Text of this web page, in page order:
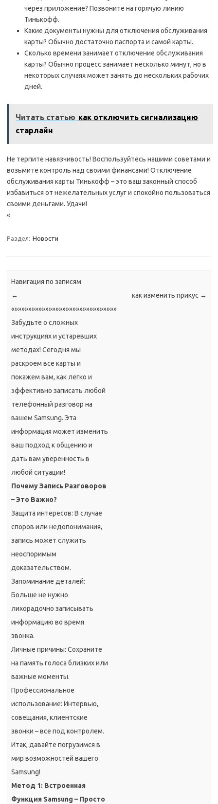
через приложение? Позвоните на горячую линию
Тинькофф.
Какие документы нужны для отключения обслуживания
карты? Обычно достаточно паспорта и самой карты.
Сколько времени занимает отключение обслуживания
карты? Обычно процесс занимает несколько минут, но в
некоторых случаях может занять до нескольких рабочих
дней.
Читать статью как отключить сигнализацию
старлайн
Не терпите навязчивость! Воспользуйтесь нашими советами и
возьмите контроль над своими финансами! Отключение
обслуживания карты Тинькофф – это ваш законный способ
избавиться от нежелательных услуг и спокойно пользоваться
своими деньгами. Удачи!
«
Раздел: Новости
Навигация по записям
←
«»»»»»»»»»»»»»»»»»»»»»»»»»»»»»»
Забудьте о сложных
инструкциях и устаревших
методах! Сегодня мы
раскроем все карты и
покажем вам, как легко и
эффективно записать любой
телефонный разговор на
вашем Samsung. Эта
информация может изменить
ваш подход к общению и
дать вам уверенность в
любой ситуации!
Почему Запись Разговоров
– Это Важно?
Защита интересов: В случае
споров или недопонимания,
запись может служить
неоспоримым
доказательством.
Запоминание деталей:
Больше не нужно
лихорадочно записывать
информацию во время
звонка.
Личные причины: Сохраните
на память голоса близких или
важные моменты.
Профессиональное
использование: Интервью,
совещания, клиентские
звонки – все под контролем.
Итак, давайте погрузимся в
мир возможностей вашего
Samsung!
Метод 1: Встроенная
Функция Samsung – Просто
как изменить прикус →